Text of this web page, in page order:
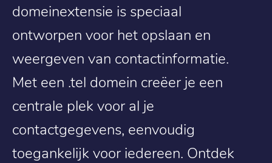
domeinextensie is speciaal
ontworpen voor het opslaan en
weergeven van contactinformatie.
Met een .tel domein creëer je een
centrale plek voor al je
contactgegevens, eenvoudig
toegankelijk voor iedereen. Ontdek